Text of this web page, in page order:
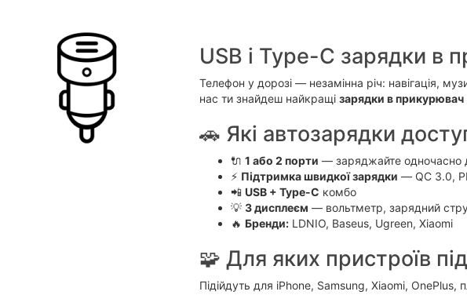
USB і Type-C зарядки в
Телефон у дорозі — незамінна річ: навігація,
нас ти знайдеш найкращі зарядки в прикурювач
🚗 Які автозарядки
🔌 1 або 2 порти — заряджайте одночасно
⚡ Підтримка швидкої зарядки — QC 3.0,
📲 USB + Type-C комбо
💡 З дисплеєм — вольтметр, зарядний
🔥 Бренди:LDNIO, Baseus, Ugreen, Xiaomi
🧩 Для яких пристроїв
Підійдуть для iPhone, Samsung, Xiaomi, OnePlus,